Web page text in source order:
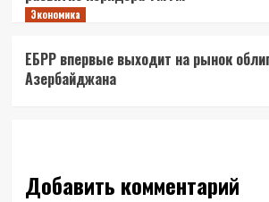
Экономика
ЕБРР впервые выходит на рынок
Азербайджана
Добавить комментарий